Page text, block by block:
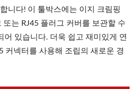
니다! 이 툴박스에는 이지 크림핑
또는 RJ45 플러그 커버를 보관할 수
어 있습니다. 더욱 쉽고 재미있게 연
커넥터를 사용해 조립의 새로운 경